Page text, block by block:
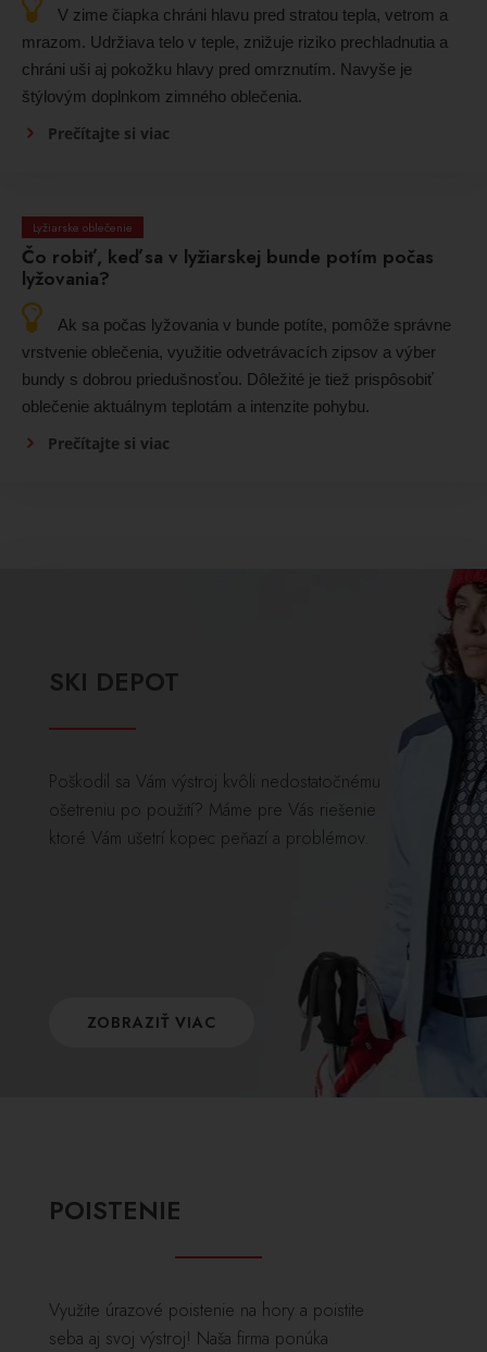
V zime čiapka chráni hlavu pred stratou tepla, vetrom a
mrazom. Udržiava telo v teple, znižuje riziko prechladnutia a
chráni uši aj pokožku hlavy pred omrznutím. Navyše je
štýlovým doplnkom zimného oblečenia.
Prečítajte si viac
Lyžiarske oblečenie
Čo robiť, keď sa v lyžiarskej bunde potím počas
lyžovania?
Ak sa počas lyžovania v bunde potíte, pomôže správne
vrstvenie oblečenia, využitie odvetrávacích zipsov a výber
bundy s dobrou priedušnosťou. Dôležité je tiež prispôsobiť
oblečenie aktuálnym teplotám a intenzite pohybu.
Prečítajte si viac
SKI DEPOT
Poškodil sa Vám výstroj kvôli nedostatočnému
ošetreniu po použití? Máme pre Vás riešenie
ktoré Vám ušetrí kopec peňazí a problémov.
ZOBRAZIŤ VIAC
POISTENIE
Využite úrazové poistenie na hory a poistite
seba aj svoj výstroj! Naša firma ponúka